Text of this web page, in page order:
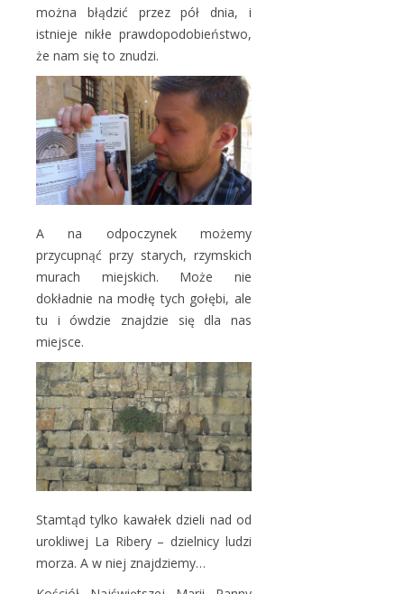
można błądzić przez pół dnia, i
istnieje nikłe prawdopodobieństwo,
że nam się to znudzi.
A na odpoczynek możemy
przycupnąć przy starych, rzymskich
murach miejskich. Może nie
dokładnie na modłę tych gołębi, ale
tu i ówdzie znajdzie się dla nas
miejsce.
Stamtąd tylko kawałek dzieli nad od
urokliwej La Ribery – dzielnicy ludzi
morza. A w niej znajdziemy…